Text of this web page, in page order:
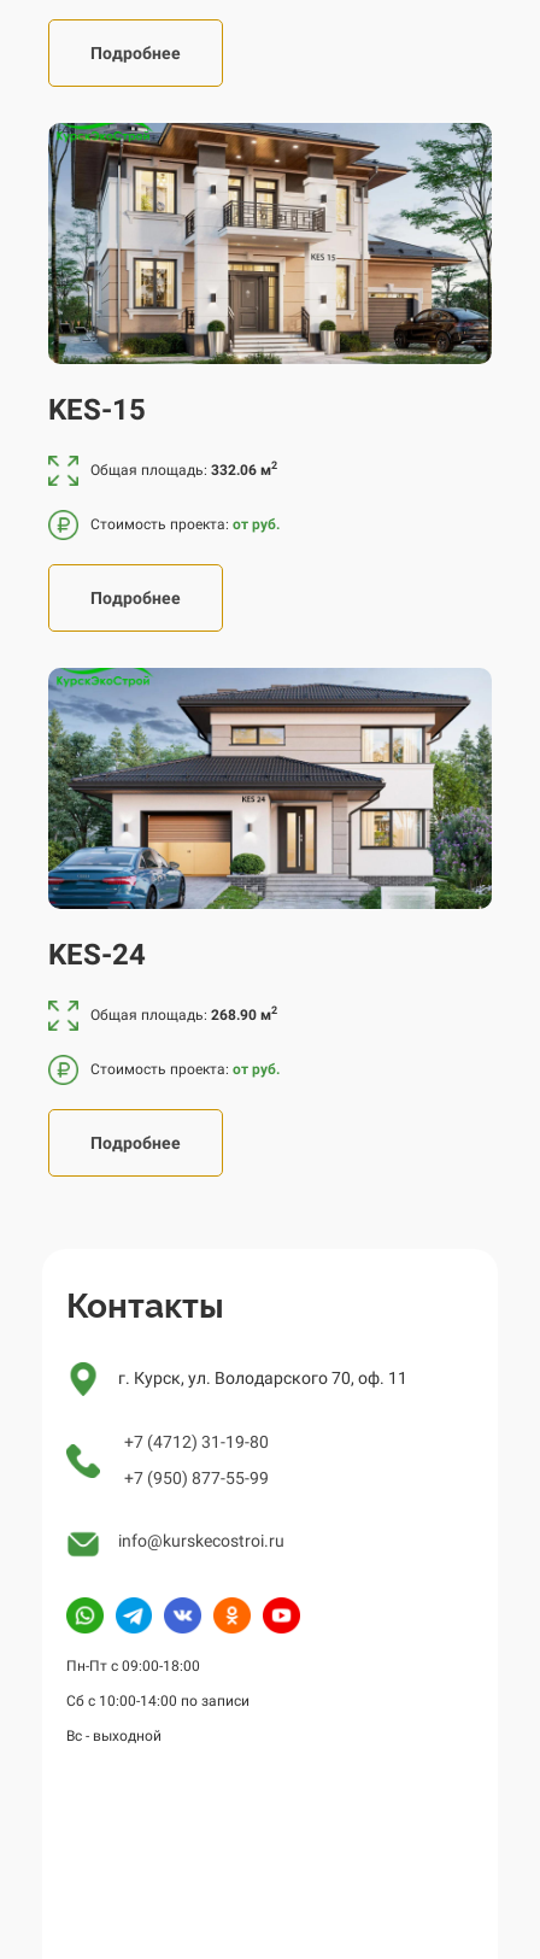
Подробнее
KES-15
Общая площадь: 332.06 м2
Стоимость проекта: от руб.
Подробнее
KES-24
Общая площадь: 268.90 м2
Стоимость проекта: от руб.
Подробнее
Контакты
г. Курск, ул. Володарского 70, оф. 11
+7 (4712) 31-19-80
+7 (950) 877-55-99
info@kurskecostroi.ru
Пн-Пт с 09:00-18:00
Сб с 10:00-14:00 по записи
Вс - выходной